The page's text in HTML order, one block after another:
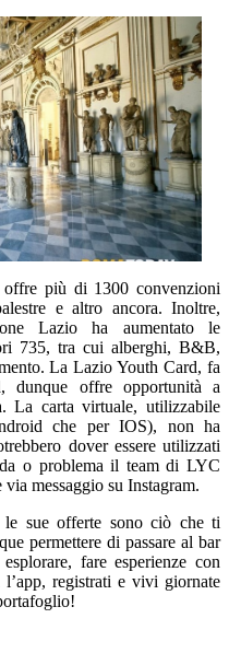
più di 1300 convenzioni
e altro ancora. Inoltre,
Lazio ha aumentato le
735, tra cui alberghi, B&B,
La Lazio Youth Card, fa
dunque offre opportunità a
La carta virtuale, utilizzabile
che per IOS), non ha
dover essere utilizzati
o problema il team di LYC
messaggio su Instagram.
sue offerte sono ciò che ti
permettere di passare al bar
fare esperienze con
registrati e vivi giornate